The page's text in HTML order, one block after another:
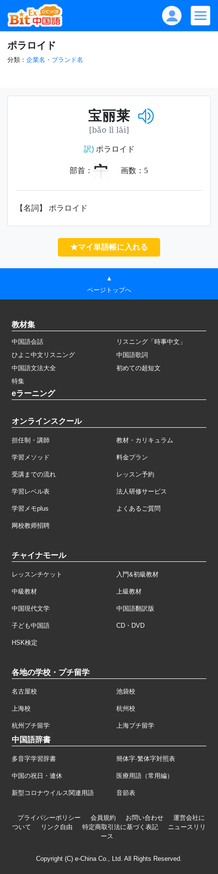
ポラロイド
分類： 企業名・ブランド名
宝丽莱
[bǎo lì lái]
訳)ポラロイド
部首： 宀 画数： 5
【名詞】 ポラロイド
★マイ単語帳に入れる
▲
ページトップへ
教材集
中国語会話
リスニング「時事中文」
ひよこ中文リスニング
中国語歌詞
中国語文法大全
初めての超短文
特集
eラーニング
オンラインスクール
担任制・講師 教材・カリキュラム
学習メソッド 料金プラン
受講までの流れ レッスン予約
学習レベル表 法人研修サービス
学習メモplus よくあるご質問
网校教师招聘
チャイナモール
レッスンチケット 入門&初級教材
中級教材 上級教材
中国現代文学 中国語翻訳版
子ども中国語 CD・DVD
HSK検定
各地の学校・プチ留学
名古屋校 池袋校
上海校 杭州校
杭州プチ留学 上海プチ留学
中国語辞書
多音字学習辞書 簡体字·繁体字対照表
中国の祝日・連休 医療用語（常用編）
新型コロナウイルス関連用語 音節表
プライバシーポリシー 会員規約 お問い合わせ
運営会社に
ついて
リンク自由 特定商取引法に基づく表記
ニュースリリ
ース
Copyright (C) e-China Co., Ltd. All Rights Reserved.